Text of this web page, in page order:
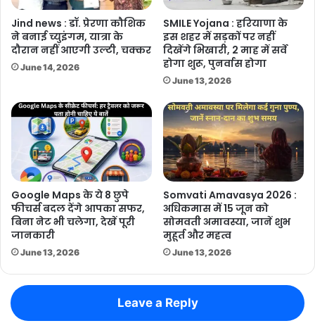
Jind news : डॉ. प्रेरणा कौशिक
ने बनाई च्युइंगम, यात्रा के
दौरान नहीं आएगी उल्टी, चक्कर
June 14, 2026
SMILE Yojana : हरियाणा के
इस शहर में सड़कों पर नहीं
दिखेंगे भिखारी, 2 माह में सर्वे
होगा शुरू, पुनर्वास होगा
June 13, 2026
Google Maps के ये 8 छुपे
फीचर्स बदल देंगे आपका सफर,
बिना नेट भी चलेगा, देखें पूरी
जानकारी
June 13, 2026
Somvati Amavasya 2026 :
अधिकमास में 15 जून को
सोमवती अमावस्या, जानें शुभ
मुहूर्त और महत्व
June 13, 2026
Leave a Reply